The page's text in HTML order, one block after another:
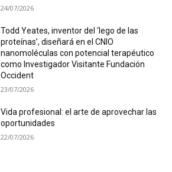
24/07/2026
Todd Yeates, inventor del ‘lego de las
proteínas’, diseñará en el CNIO
nanomoléculas con potencial terapéutico
como Investigador Visitante Fundación
Occident
23/07/2026
Vida profesional: el arte de aprovechar las
oportunidades
22/07/2026